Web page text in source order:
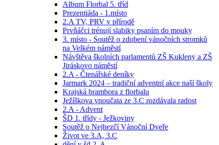
Album Florbal 5. tříd
Prezentiáda - 1.místo
2.A TV, PRV v přírodě
Prvňáčci trénují slabiky psaním do mouky
3. místo - Soutěž o zdobení vánočních stromků
na Velkém náměstí
Návštěva školních parlamentů ZŠ Kukleny a ZŠ
Jiráskovo náměstí
2.A - Čtenářské deníky
Jarmark 2024 – tradiční adventní akce naší školy
Krajská brambora z florbalu
Ježíškova vnoučata ze 3.C rozdávala radost
2.A - Advent
ŠD 1. třídy - Ježkoviny
Soutěž o Nejhezčí Vánoční Dveře
Život ve 3.A, 3.C